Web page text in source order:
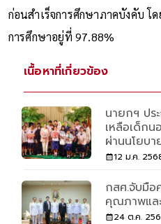
ก่อนสำเร็จการศึกษาภาคบังคับ โ
การศึกษาอยู่ที่ 97.88%
เนื้อหาที่เกี่ยวข้อง
นายกฯ ปร
เหลือเด็ก
ผ่านนโยบ
Dropout
12 ม.ค.
กสศ.จับมือ
คุณภาพแล
24 ต.ค.